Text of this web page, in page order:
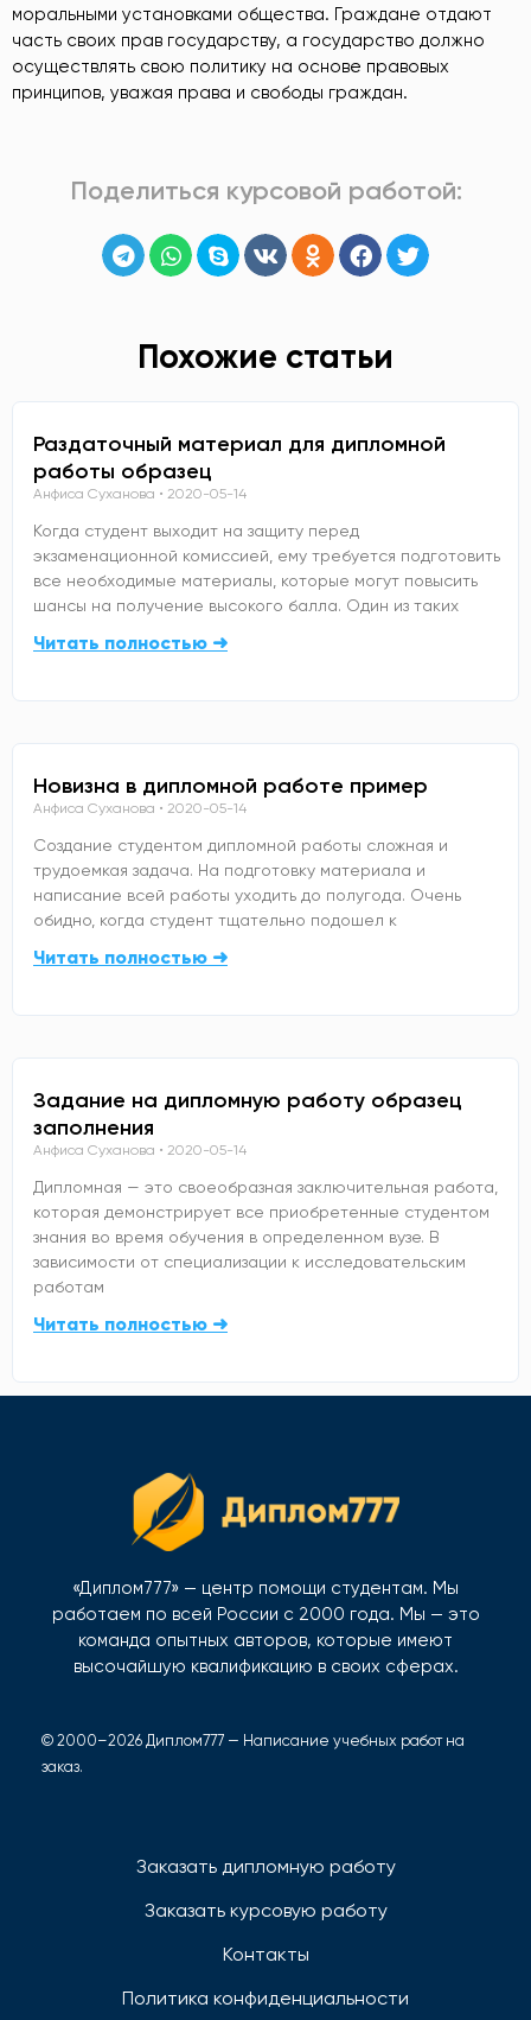
моральными установками общества. Граждане отдают
часть своих прав государству, а государство должно
осуществлять свою политику на основе правовых
принципов, уважая права и свободы граждан.
Поделиться курсовой работой:
Похожие статьи
Раздаточный материал для дипломной
работы образец
Анфиса Суханова 2020-05-14
Когда студент выходит на защиту перед
экзаменационной комиссией, ему требуется подготовить
все необходимые материалы, которые могут повысить
шансы на получение высокого балла. Один из таких
Читать полностью ➜
Новизна в дипломной работе пример
Анфиса Суханова 2020-05-14
Создание студентом дипломной работы сложная и
трудоемкая задача. На подготовку материала и
написание всей работы уходить до полугода. Очень
обидно, когда студент тщательно подошел к
Читать полностью ➜
Задание на дипломную работу образец
заполнения
Анфиса Суханова 2020-05-14
Дипломная — это своеобразная заключительная работа,
которая демонстрирует все приобретенные студентом
знания во время обучения в определенном вузе. В
зависимости от специализации к исследовательским
работам
Читать полностью ➜
«Диплом777» — центр помощи студентам. Мы
работаем по всей России с 2000 года. Мы — это
команда опытных авторов, которые имеют
высочайшую квалификацию в своих сферах.
© 2000–2026 Диплом777 — Написание учебных работ на
заказ.
Заказать дипломную работу
Заказать курсовую работу
Контакты
Политика конфиденциальности